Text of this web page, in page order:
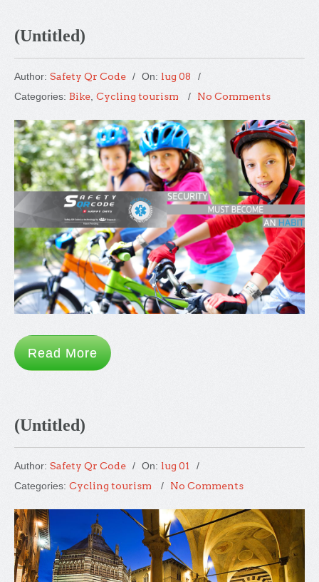
(Untitled)
Author: Safety Qr Code On: lug 08
Categories: Bike Cycling tourism No Comments
Read More
(Untitled)
Author: Safety Qr Code On: lug 01
Categories: Cycling tourism No Comments